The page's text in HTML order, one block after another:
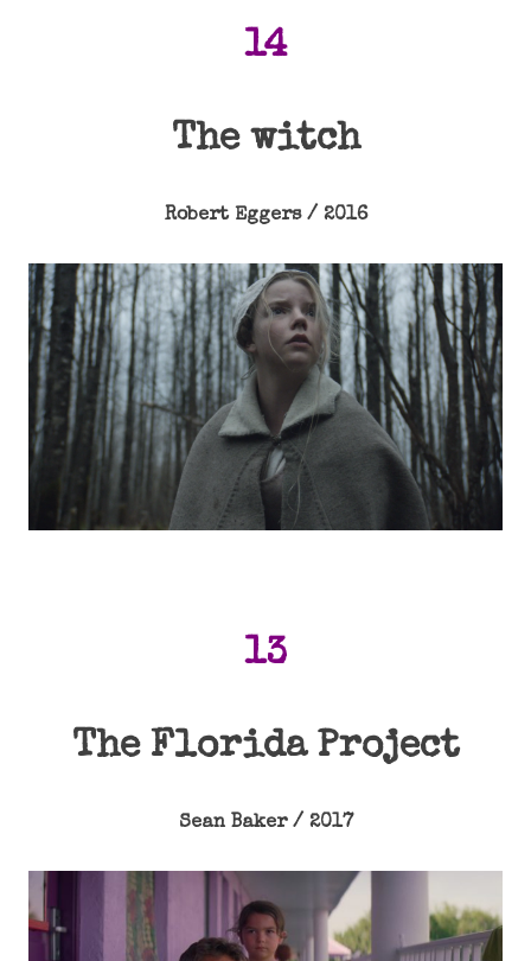
14
The witch
Robert Eggers / 2016
13
The Florida Project
Sean Baker / 2017